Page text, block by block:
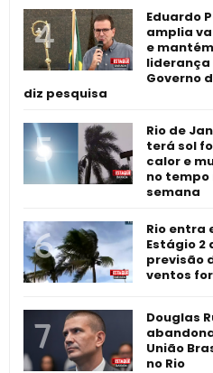
Eduardo
amplia
e mantém
liderança
Governo
diz pesquisa
Rio de
terá sol
calor e
no tempo
semana
Rio entra
Estágio 2
previsão
ventos
Douglas
União
no Rio